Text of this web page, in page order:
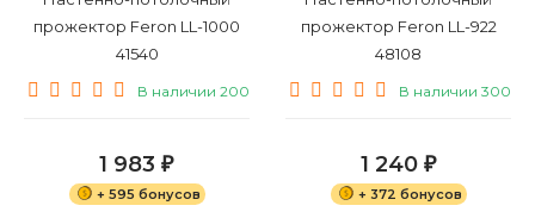
прожектор Feron LL-1000
41540
В наличии 200
1 983 ₽
+ 595 бонусов
прожектор Feron LL-922
48108
В наличии 300
1 240 ₽
+ 372 бонусов